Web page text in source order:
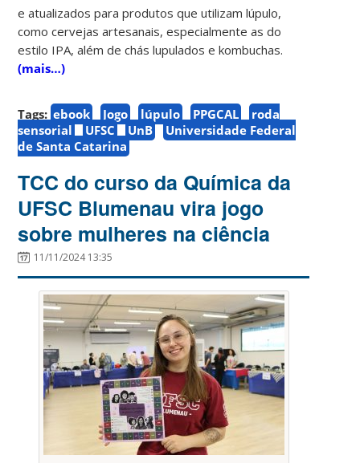
e atualizados para produtos que utilizam lúpulo,
como cervejas artesanais, especialmente as do
estilo IPA, além de chás lupulados e kombuchas.
(mais…)
Tags: ebook Jogo lúpulo PPGCAL
roda
sensorial
UFSC UnB
Universidade Federal
de Santa Catarina
TCC do curso da Química da
UFSC Blumenau vira jogo
sobre mulheres na ciência
11/11/2024 13:35